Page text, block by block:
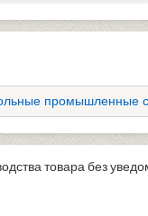
промышленные
товара без